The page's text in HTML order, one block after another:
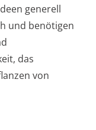
generell
und benötigen
das
von